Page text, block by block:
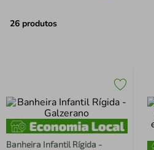
26 produtos
Banheira Infantil Rígida -
4º air fryer